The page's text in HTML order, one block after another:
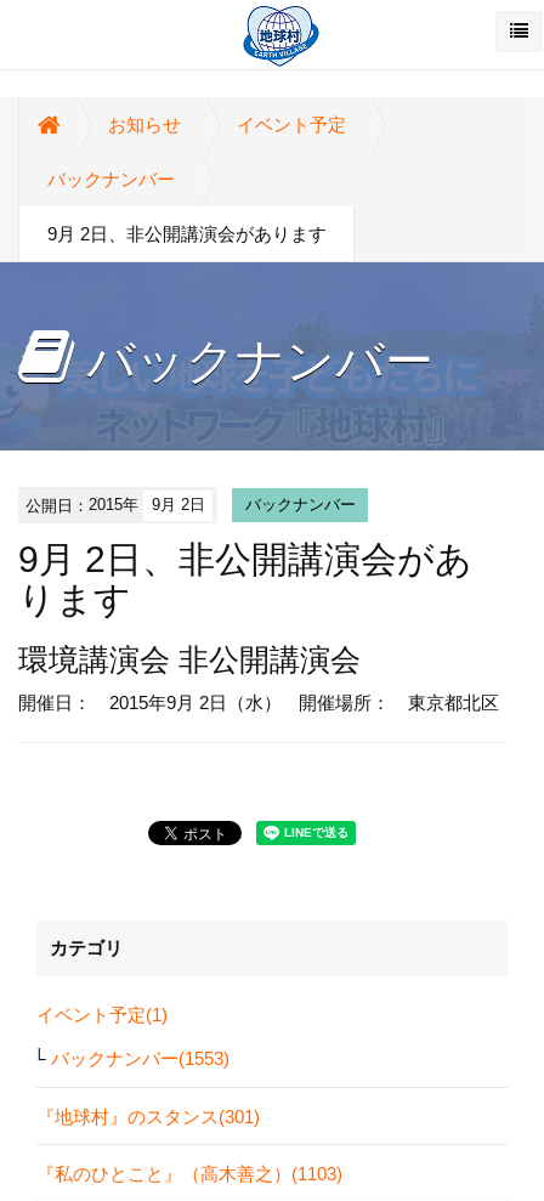
お知らせ イベント予定
バックナンバー
9月 2日、非公開講演会があります
バックナンバー
公開日：2015年 9月 2日 バックナンバー
9月 2日、非公開講演会があ
ります
環境講演会 非公開講演会
開催日： 2015年9月 2日（水） 開催場所： 東京都北区
カテゴリ
イベント予定(1)
バックナンバー(1553)
『地球村』のスタンス(301)
『私のひとこと』（高木善之）(1103)